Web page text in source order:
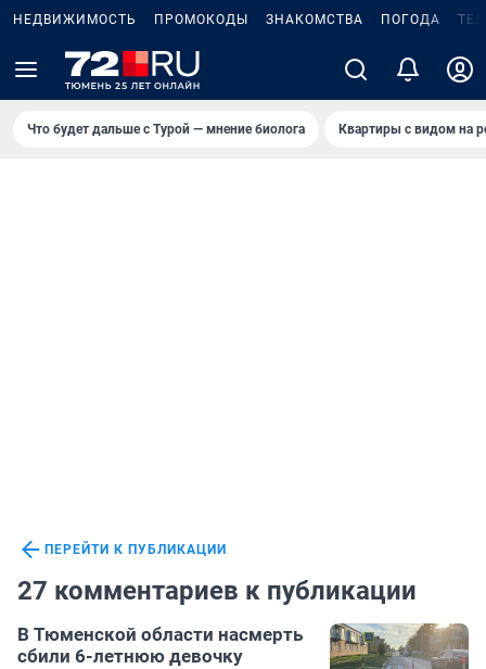
НЕДВИЖИМОСТЬ ПРОМОКОДЫ ЗНАКОМСТВА ПОГОДА
Что будет дальше с Турой — мнение биолога Квартиры с видом на
ПЕРЕЙТИ К ПУБЛИКАЦИИ
27 комментариев к публикации
В Тюменской области насмерть
сбили 6-летнюю девочку